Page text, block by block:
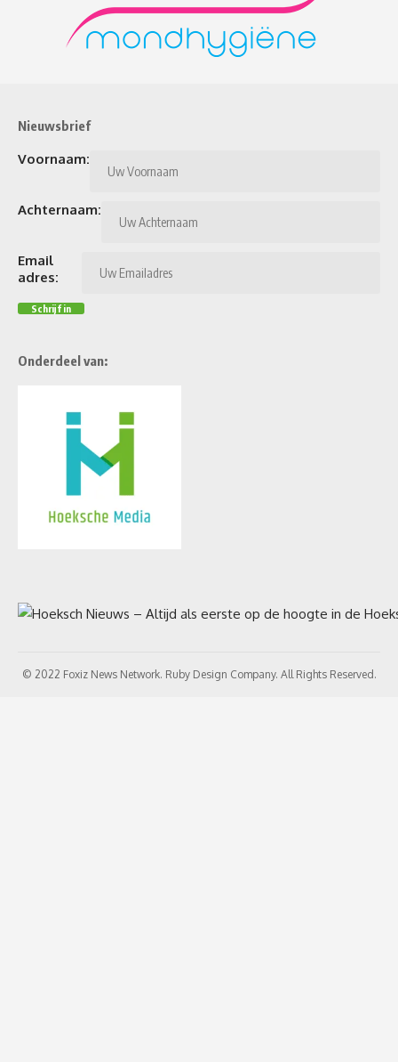
Nieuwsbrief
Voornaam:
Achternaam:
Email
adres:
Onderdeel van:
© 2022 Foxiz News Network. Ruby Design Company. All Rights Reserved.